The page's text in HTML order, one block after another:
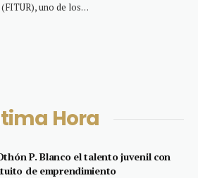
uno de los…
Hora
P. Blanco el talento juvenil con
de emprendimiento